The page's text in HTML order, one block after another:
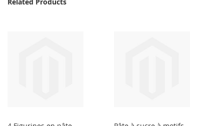
Related Products